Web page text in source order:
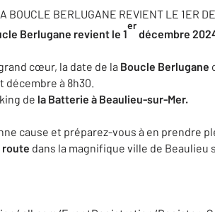
Berlugane revient le 1
er
décembre
cœur, la date de la Boucle Berlugane
décembre à 8h30.
de la Batterie à Beaulieu-sur-Mer.
cause et préparez-vous à en prendre
route dans la magnifique ville de